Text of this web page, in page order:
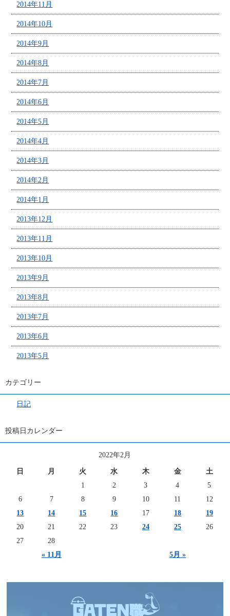
2014年11月
2014年10月
2014年9月
2014年8月
2014年7月
2014年6月
2014年5月
2014年4月
2014年3月
2014年2月
2014年1月
2013年12月
2013年11月
2013年10月
2013年9月
2013年8月
2013年7月
2013年6月
2013年5月
カテゴリー
日記
投稿日カレンダー
2022年2月
日 月 火 水 木 金 土
« 11月 5月 »
1 2 3 4
5
6
7 8 9 10 11
12
13
14 15 16 17 18
19
20
21 22 23 24 25
26
27
28